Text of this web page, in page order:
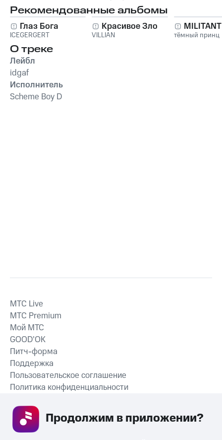
Рекомендованные альбомы
Глаз Бога
ICEGERGERT
Красивое Зло
VILLIAN тёмный принц
О треке
Лейбл
idgaf
Исполнитель
Scheme Boy D
СКАЧАТЬ ПРИЛОЖЕНИЕ
MTС Live
MTС Premium
Мой МТС
GOOD’OK
Питч-форма
Поддержка
Пользовательское соглашение
Политика конфиденциальности